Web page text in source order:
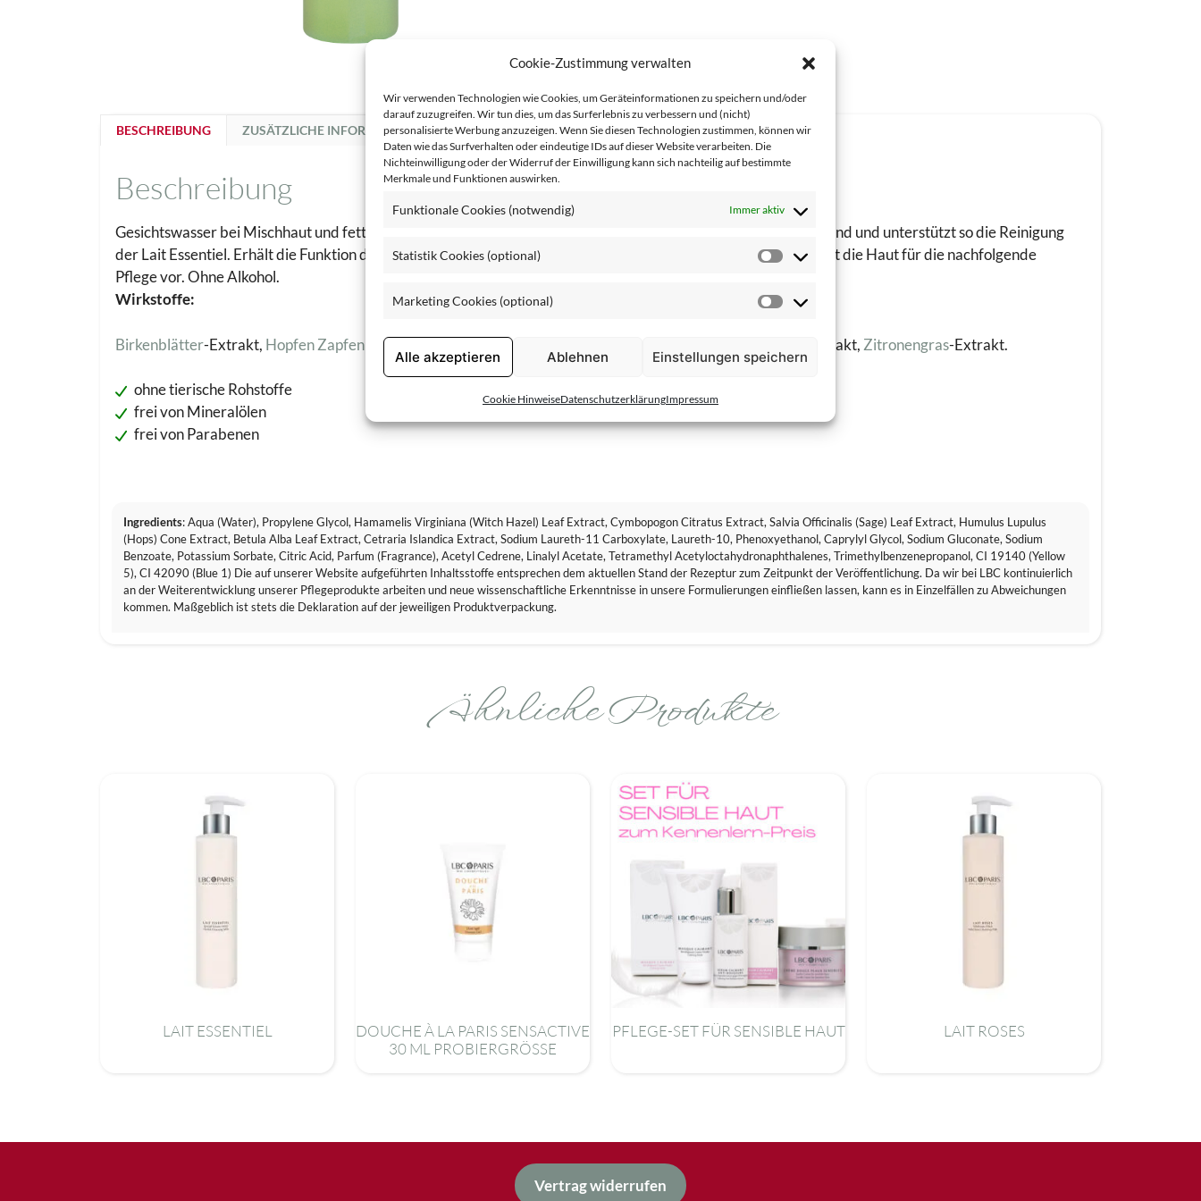
Cookie-Zustimmung verwalten
Wir verwenden Technologien wie Cookies, um Geräteinformationen zu speichern und/oder
darauf zuzugreifen. Wir tun dies, um das Surferlebnis zu verbessern und (nicht)
personalisierte Werbung anzuzeigen. Wenn Sie diesen Technologien zustimmen, können wir
Daten wie das Surfverhalten oder eindeutige IDs auf dieser Website verarbeiten. Die
Nichteinwilligung oder der Widerruf der Einwilligung kann sich nachteilig auf bestimmte
Merkmale und Funktionen auswirken.
Funktionale Cookies (notwendig) Immer aktiv
Statistik Cookies (optional)
Statistik
(optional)
Marketing Cookies (optional)
Marketing
(optional)
Alle akzeptieren Ablehnen Einstellungen speichern
Cookie HinweiseDatenschutzerklärungImpressum
BESCHREIBUNG ZUSÄTZLICHE INFORMATIONEN
Beschreibung
Gesichtswasser bei Mischhaut und fettender, unreiner Haut. Die enthaltene Kräutermischung pflegt ausgleichend und unterstützt so die Reinigung
der Lait Essentiel. Erhält die Funktion des natürlichen Säureschutzmantels der Haut, klärt den Teint und bereitet die Haut für die nachfolgende
Pflege vor. Ohne Alkohol.
Wirkstoffe:
Birkenblätter-Extrakt, Hopfen Zapfen Extrakt,Isländisch Moos -Extrakt, Zitronengras-Extrakt.
ohne tierische Rohstoffe
frei von Mineralölen
frei von Parabenen
Ingredients: Aqua (Water), Propylene Glycol, Hamamelis Virginiana (Witch Hazel) Leaf Extract, Cymbopogon Citratus Extract, Salvia Officinalis (Sage) Leaf Extract, Humulus Lupulus
(Hops) Cone Extract, Betula Alba Leaf Extract, Cetraria Islandica Extract, Sodium Laureth-11 Carboxylate, Laureth-10, Phenoxyethanol, Caprylyl Glycol, Sodium Gluconate, Sodium
Benzoate, Potassium Sorbate, Citric Acid, Parfum (Fragrance), Acetyl Cedrene, Linalyl Acetate, Tetramethyl Acetyloctahydronaphthalenes, Trimethylbenzenepropanol, CI 19140 (Yellow
5), CI 42090 (Blue 1) Die auf unserer Website aufgeführten Inhaltsstoffe entsprechen dem aktuellen Stand der Rezeptur zum Zeitpunkt der Veröffentlichung. Da wir bei LBC kontinuierlich
an der Weiterentwicklung unserer Pflegeprodukte arbeiten und neue wissenschaftliche Erkenntnisse in unsere Formulierungen einfließen lassen, kann es in Einzelfällen zu Abweichungen
kommen. Maßgeblich ist stets die Deklaration auf der jeweiligen Produktverpackung.
Ähnliche Produkte
LAIT ESSENTIEL
DOUCHE À LA PARIS SENSACTIVE
30 ML PROBIERGRÖSSE
PFLEGE-SET FÜR SENSIBLE HAUT LAIT ROSES
Vertrag widerrufen